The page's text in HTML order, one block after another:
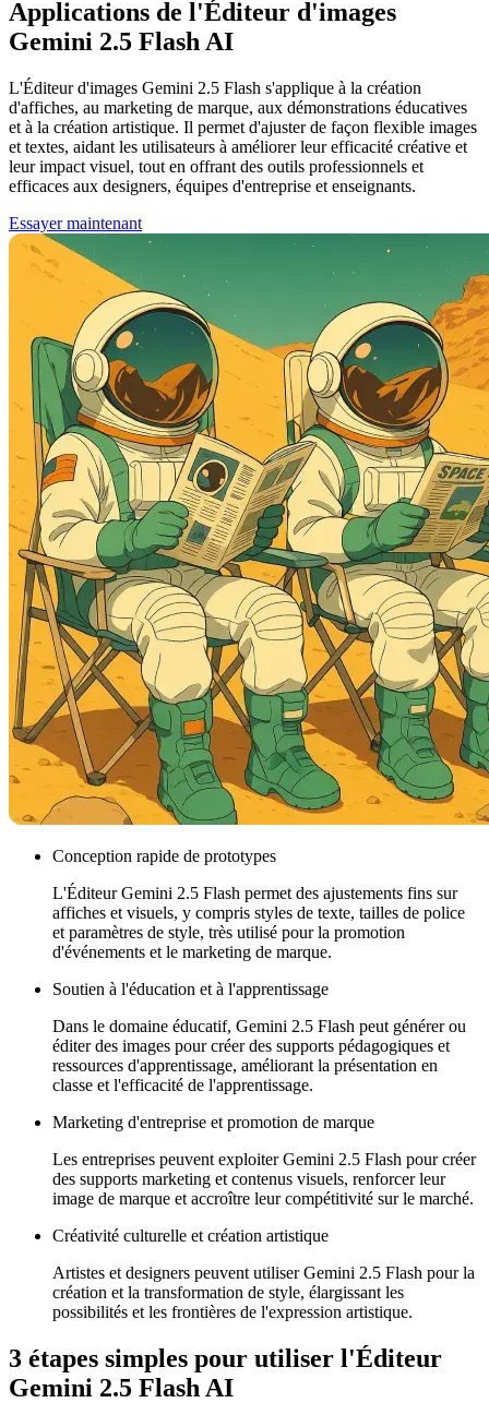
Applications de l'Éditeur d'images
Gemini 2.5 Flash AI
L'Éditeur d'images Gemini 2.5 Flash s'applique à la création
d'affiches, au marketing de marque, aux démonstrations éducatives
et à la création artistique. Il permet d'ajuster de façon flexible images
et textes, aidant les utilisateurs à améliorer leur efficacité créative et
leur impact visuel, tout en offrant des outils professionnels et
efficaces aux designers, équipes d'entreprise et enseignants.
Essayer maintenant
Conception rapide de prototypes
L'Éditeur Gemini 2.5 Flash permet des ajustements fins sur
affiches et visuels, y compris styles de texte, tailles de police
et paramètres de style, très utilisé pour la promotion
d'événements et le marketing de marque.
Soutien à l'éducation et à l'apprentissage
Dans le domaine éducatif, Gemini 2.5 Flash peut générer ou
éditer des images pour créer des supports pédagogiques et
ressources d'apprentissage, améliorant la présentation en
classe et l'efficacité de l'apprentissage.
Marketing d'entreprise et promotion de marque
Les entreprises peuvent exploiter Gemini 2.5 Flash pour créer
des supports marketing et contenus visuels, renforcer leur
image de marque et accroître leur compétitivité sur le marché.
Créativité culturelle et création artistique
Artistes et designers peuvent utiliser Gemini 2.5 Flash pour la
création et la transformation de style, élargissant les
possibilités et les frontières de l'expression artistique.
3 étapes simples pour utiliser l'Éditeur
Gemini 2.5 Flash AI